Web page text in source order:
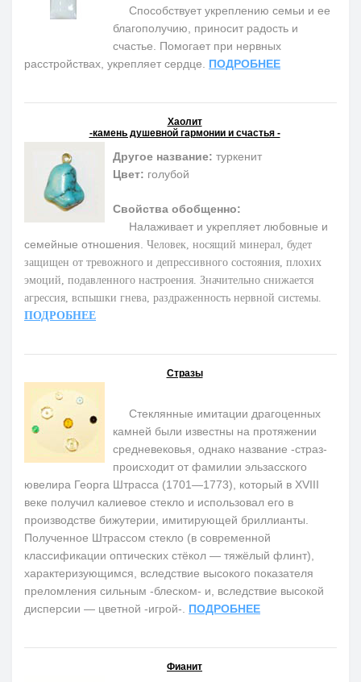
Способствует укреплению семьи и ее
благополучию, приносит радость и
счастье. Помогает при нервных
расстройствах, укрепляет сердце. ПОДРОБНЕЕ
Хаолит
-камень душевной гармонии и счастья -
Другое название: туркенит
Цвет: голубой
Свойства обобщенно:
Налаживает и укрепляет любовные и
семейные отношения. Человек, носящий минерал, будет
защищен от тревожного и депрессивного состояния, плохих
эмоций, подавленного настроения. Значительно снижается
агрессия, вспышки гнева, раздраженность нервной системы.
ПОДРОБНЕЕ
Стразы
Стеклянные имитации драгоценных
камней были известны на протяжении
средневековья, однако название -страз-
происходит от фамилии эльзасского
ювелира Георга Штрасса (1701—1773), который в XVIII
веке получил калиевое стекло и использовал его в
производстве бижутерии, имитирующей бриллианты.
Полученное Штрассом стекло (в современной
классификации оптических стёкол — тяжёлый флинт),
характеризующимся, вследствие высокого показателя
преломления сильным -блеском- и, вследствие высокой
дисперсии — цветной -игрой-. ПОДРОБНЕЕ
Фианит